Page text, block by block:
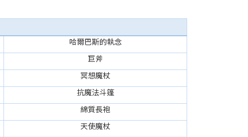
哈爾巴斯的執念
巨斧
冥想魔杖
抗魔法斗篷
綿質長袍
天使魔杖